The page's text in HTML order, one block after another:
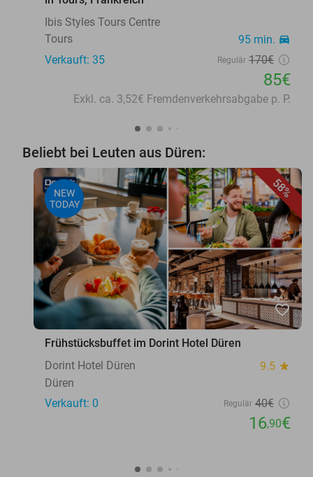
Ibis Styles Tours Centre
Tours
95 min. directions_car
Verkauft: 35 Regulär 170€
85€
Exkl. ca. 3,52€ Fremdenverkehrsabgabe p. P.
Beliebt bei Leuten aus Düren:
58%
NEW
TODAY
favorite_border
Frühstücksbuffet im Dorint Hotel Düren
Dorint Hotel Düren
9.5 star
Düren
Verkauft: 0
Regulär 40€
16,90€